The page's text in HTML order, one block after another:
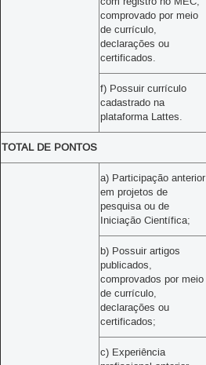
comprovado por meio
de currículo,
declarações ou
certificados.
f) Possuir currículo
cadastrado na
plataforma Lattes.
TOTAL DE PONTOS
a) Participação anterior
em projetos de
pesquisa ou de
Iniciação Científica;
b) Possuir artigos
publicados,
comprovados por meio
de currículo,
declarações ou
certificados;
c) Experiência